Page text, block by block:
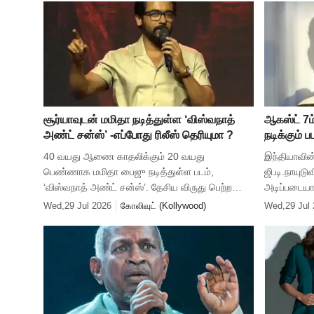
சூர்யாவுடன் மமிதா நடித்துள்ள ‘விஸ்வநாத்
அண்ட் சன்ஸ்’ -எப்போது ரிலீஸ் தெரியுமா ?
40 வயது ஆணை காதலிக்கும் 20 வயது
பெண்ணாக மமிதா பைஜு நடித்துள்ள படம்,
‘விஸ்வநாத் அண்ட் சன்ஸ்’. தேசிய விருது பெற்ற
வெங்கி அட்லூரி இயக்கியுள்ளார். பல்வேறு
Wed,29 Jul 2026 கோலிவுட் (Kollywood)
ஆகஸ்ட் 7ம்
நடிக்கும்
‘ஜி.டி.என்’.
இயக்கிய
Wed,29 Jul